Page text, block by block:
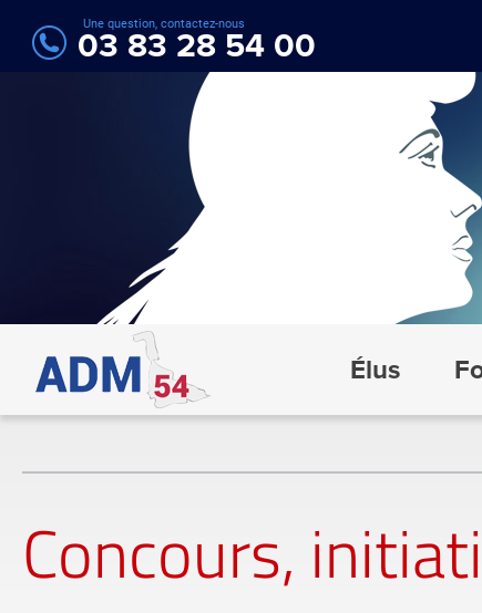
Une question, contactez-nous
03 83 28 54 00
Élus
Concours,